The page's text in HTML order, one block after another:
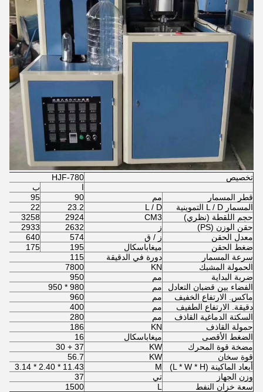
تخصيص
HJF-780
ا
ب
قطر المسمار
مم 90
95
المسمار L / D التموينية
L / D
23.2
22
حجم اللقطة (نظري)
CM3
2924
3258
حقن الوزن (PS)
ز 2632
2933
معدل الحقن
ز / ق 574
640
ضغط الحقن
ميغاباسكال 195
175
سرعة المسمار
دورة في الدقيقة
115
الحمولة المشبك
KN
7800
ضربة البداية
مم
950
الفضاء بين قضبان التعادل
مم
980 * 950
ماكس. الارتفاع الخفيف
مم
960
دقيقة. الارتفاع الطفيف
مم
400
السكتة الدماغية القاذف
مم
280
حمولة القاذف
KN
186
الضغط الأقصى
ميغاباسكال
16
مضخة قوة المحرك
KW
37 + 30
قوة سخان
KW
56.7
أبعاد الماكينة (L * W * H)
M
11.43 * 2.40 * 3.14
وزن الجهاز
تي
37
سعة خزان النفط
L
1500